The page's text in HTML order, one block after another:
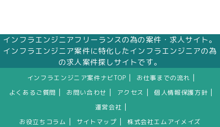
インフラエンジニアフリーランスの為の案件・求人サイト。
インフラエンジニア案件に特化したインフラエンジニアの為
の求人案件探しサイトです。
インフラエンジニア案件ナビTOP お仕事までの流れ
よくあるご質問 お問い合わせ アクセス 個人情報保護方針
運営会社
お役立ちコラム サイトマップ 株式会社エムアイメイズ